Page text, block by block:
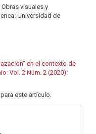
Obras visuales y
Universidad de
en el contexto de
Vol. 2 Núm. 2 (2020):
este artículo.